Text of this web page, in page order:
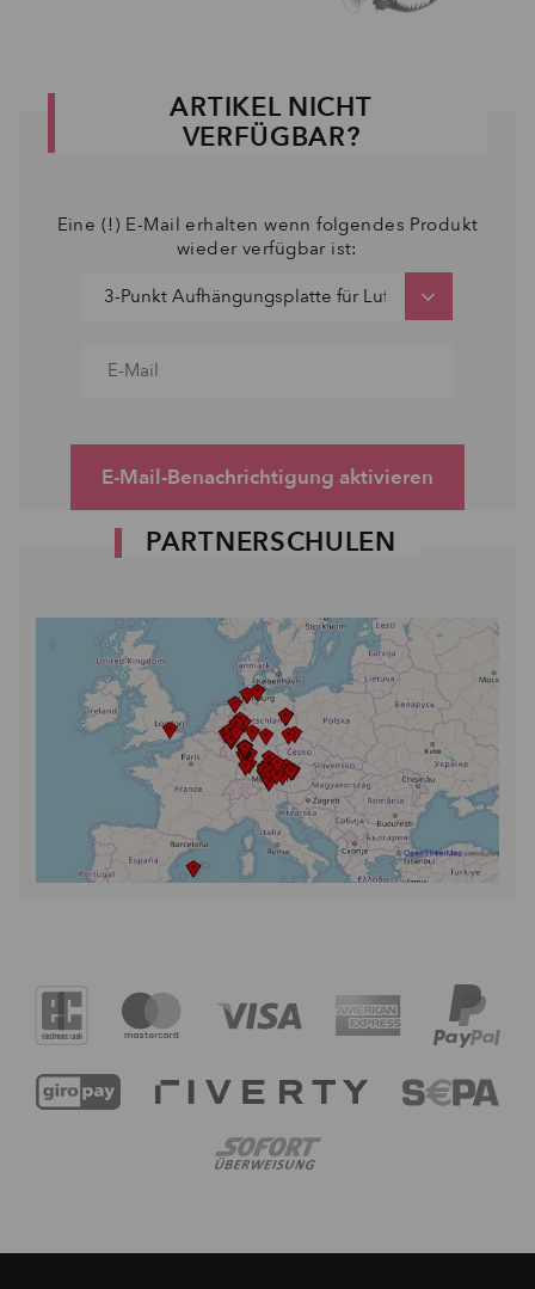
ARTIKEL NICHT
VERFÜGBAR?
Eine (!) E-Mail erhalten wenn folgendes Produkt
wieder verfügbar ist:
E-Mail-Benachrichtigung aktivieren
PARTNERSCHULEN